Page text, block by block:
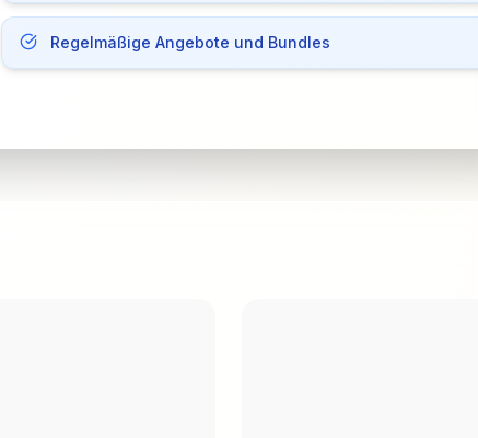
Regelmäßige Angebote und Bundles